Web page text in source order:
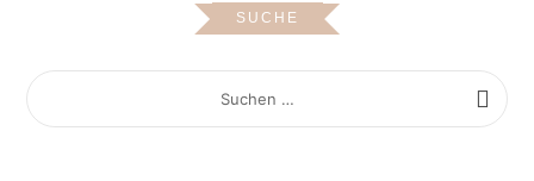
SUCHE
SUCHEN